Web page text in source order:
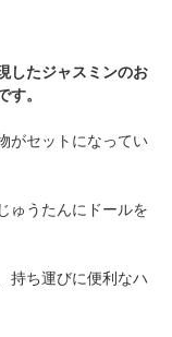
したジャスミンのお
す。
がセットになってい
ゅうたんにドールを
持ち運びに便利なハ